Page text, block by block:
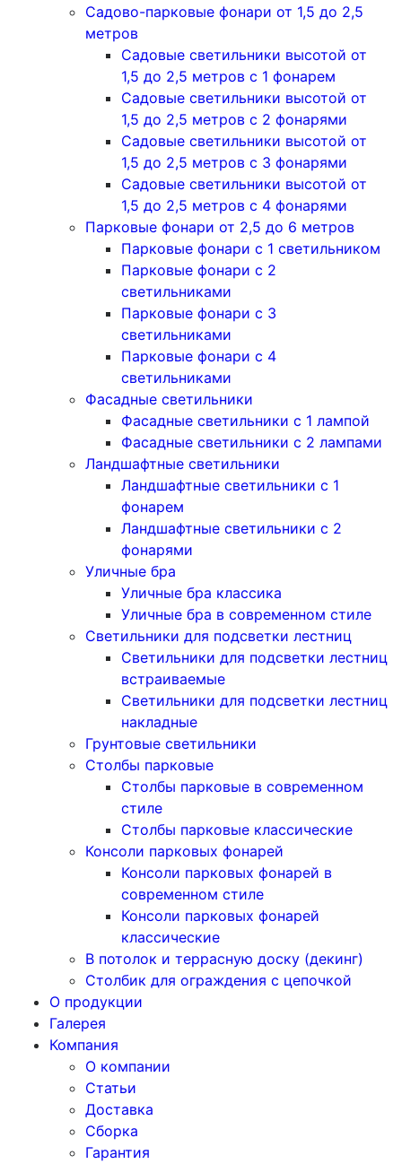
Садово-парковые фонари от 1,5 до 2,5
метров
Садовые светильники высотой от
1,5 до 2,5 метров с 1 фонарем
Садовые светильники высотой от
1,5 до 2,5 метров с 2 фонарями
Садовые светильники высотой от
1,5 до 2,5 метров с 3 фонарями
Садовые светильники высотой от
1,5 до 2,5 метров с 4 фонарями
Парковые фонари от 2,5 до 6 метров
Парковые фонари с 1 светильником
Парковые фонари с 2
светильниками
Парковые фонари с 3
светильниками
Парковые фонари с 4
светильниками
Фасадные светильники
Фасадные светильники с 1 лампой
Фасадные светильники c 2 лампами
Ландшафтные светильники
Ландшафтные светильники с 1
фонарем
Ландшафтные светильники с 2
фонарями
Уличные бра
Уличные бра классика
Уличные бра в современном стиле
Светильники для подсветки лестниц
Светильники для подсветки лестниц
встраиваемые
Светильники для подсветки лестниц
накладные
Грунтовые светильники
Столбы парковые
Столбы парковые в современном
стиле
Столбы парковые классические
Консоли парковых фонарей
Консоли парковых фонарей в
современном стиле
Консоли парковых фонарей
классические
В потолок и террасную доску (декинг)
Столбик для ограждения с цепочкой
О продукции
Галерея
Компания
О компании
Статьи
Доставка
Сборка
Гарантия